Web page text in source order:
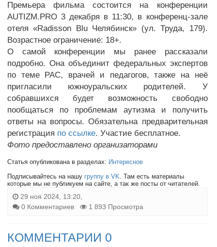
Премьера фильма состоится на конференции
AUTIZM.PRO 3 декабря в 11:30, в конференц-зале
отеля «Radisson Blu Челябинск» (ул. Труда, 179).
Возрастное ограничение: 18+.
О самой конференции мы ранее рассказали
подробно. Она объединит федеральных экспертов
по теме РАС, врачей и педагогов, также на неё
пригласили южноуральских родителей. У
собравшихся будет возможность свободно
пообщаться по проблемам аутизма и получить
ответы на вопросы. Обязательна предварительная
регистрация по ссылке. Участие бесплатное.
Фото предоставлено организаторами
Статья опубликована в разделах: Интересное
Подписывайтесь на нашу группу в VK. Там есть материалы
которые мы не публикуем на сайте, а так же посты от читателей.
29 ноя 2024, 13:20,
0 Комментариев
1 893 Просмотра
КОММЕНТАРИИ 0